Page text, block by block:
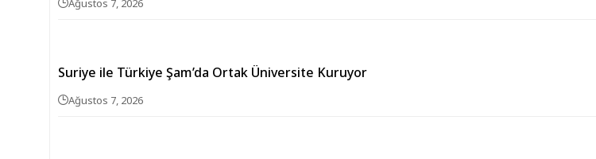
Ağustos 7, 2026
Suriye ile Türkiye Şam’da Ortak Üniversite Kuruyor
Ağustos 7, 2026